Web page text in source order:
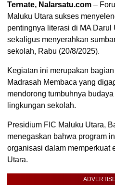
Ternate, Nalarsatu.com –
Maluku Utara sukses
pentingnya literasi di MA Darul
sekaligus menyerahkan
sekolah, Rabu (20/8/2025).
Kegiatan ini merupakan
Madrasah Membaca yang
mendorong tumbuhnya
lingkungan sekolah.
Presidium FIC Maluku Utara,
menegaskan bahwa program
organisasi dalam memperkuat
Utara.